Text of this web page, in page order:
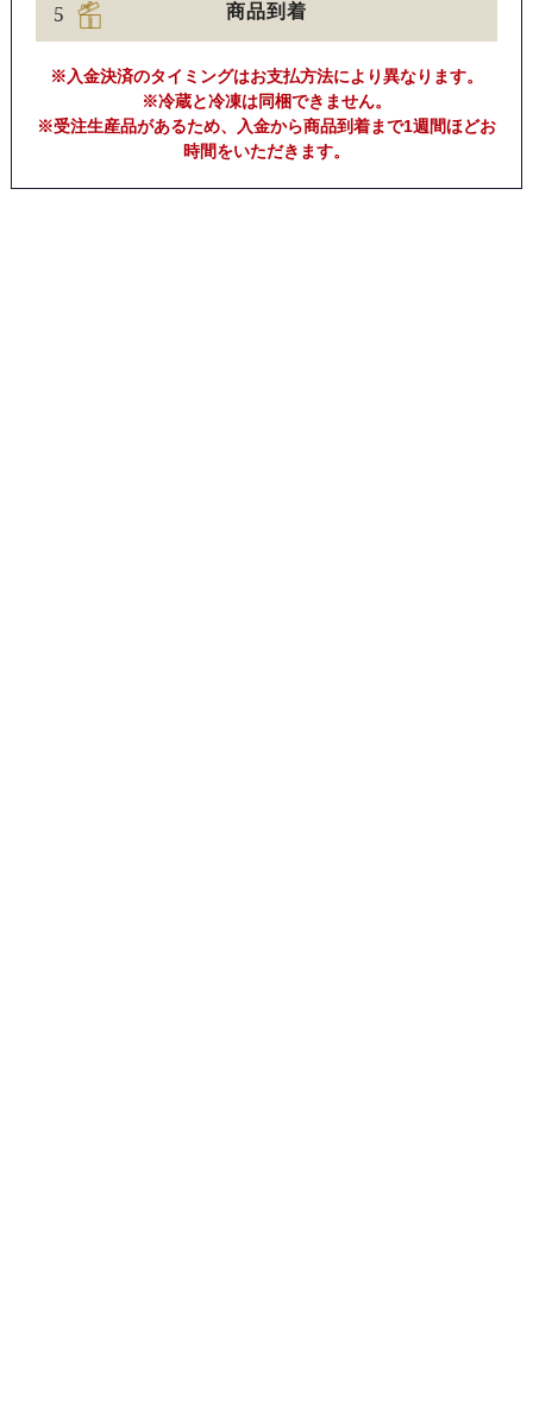
5 商品到着
※入金決済のタイミングはお支払方法により異なります。
※冷蔵と冷凍は同梱できません。
※受注生産品があるため、入金から商品到着まで1週間ほどお
時間をいただきます。